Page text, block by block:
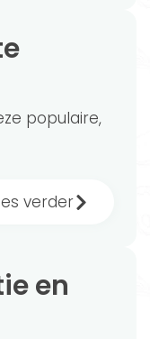
populaire,
verder